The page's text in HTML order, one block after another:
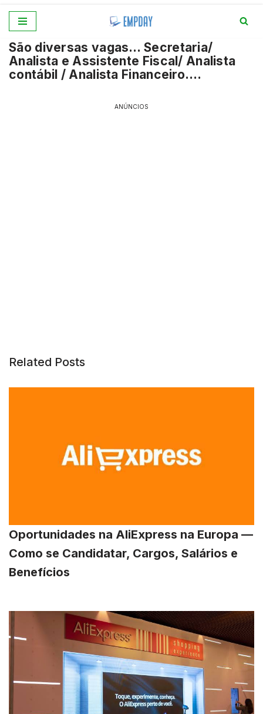
para
o
conteúdo
São diversas vagas… Secretaria/
Analista e Assistente Fiscal/ Analista
contábil / Analista Financeiro….
ANÚNCIOS
Related Posts
Oportunidades na AliExpress na Europa —
Como se Candidatar, Cargos, Salários e
Benefícios